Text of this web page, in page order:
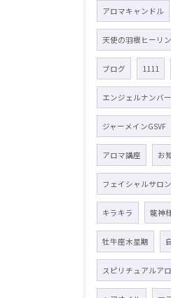
アロマキャンドル
天使の羽根ヒーリ
ブログ 1111
エンジェルナンバー
ジャーメインGSVF
アロマ講座 お
フェイシャルサロ
キラキラ 龍神
牡牛座木星期
スピリチュアルア